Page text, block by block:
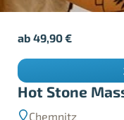
Hot Stone
Chemnitz
ab49,90€